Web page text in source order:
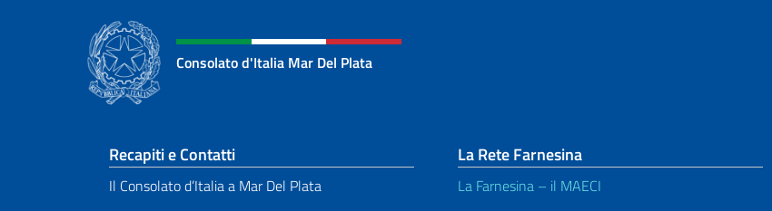
Consolato d'Italia Mar Del Plata
Sezione footer
Recapiti e Contatti
Il Consolato d’Italia a Mar Del Plata
La Rete Farnesina
La Farnesina – il MAECI